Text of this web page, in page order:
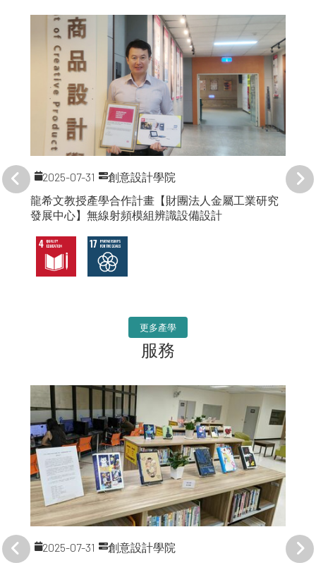
2025-07-31 創意設計學院
龍希文教授產學合作計畫【財團法人金屬工業研究
發展中心】無線射頻模組辨識設備設計
更多產學
服務
2025-07-31 創意設計學院